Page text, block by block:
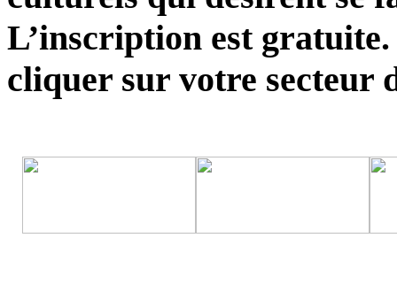
L’inscription est
cliquer sur votre secteur